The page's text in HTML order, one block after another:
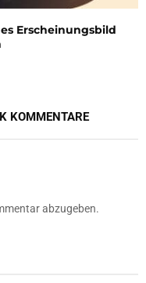
Erscheinungsbild
KOMMENTARE
abzugeben.